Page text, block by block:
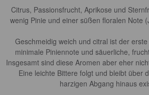
Citrus, Passionsfrucht, Aprikose und
wenig Pinie und einer süßen floralen Note
Geschmeidig weich und citral ist der
minimale Piniennote und säuerliche,
Insgesamt sind diese Aromen aber eher
Eine leichte Bittere folgt und bleibt über
harzigen Abgang hinaus